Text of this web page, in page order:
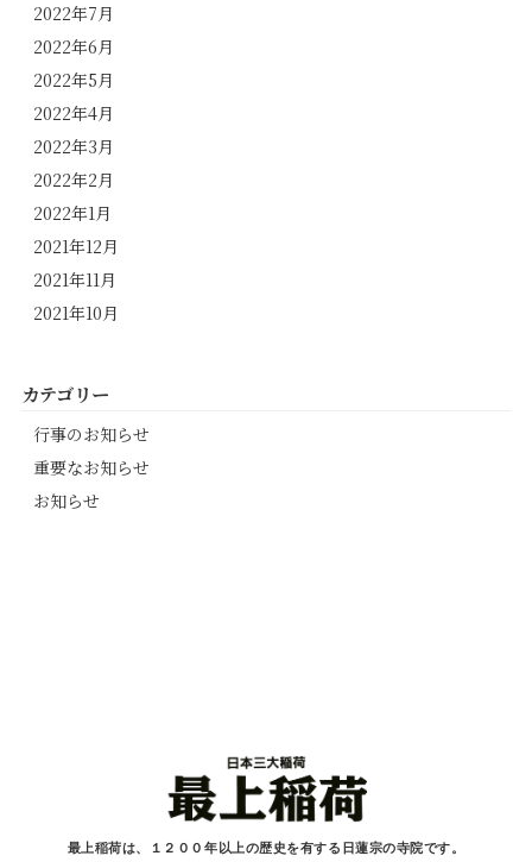
2022年7月
2022年6月
2022年5月
2022年4月
2022年3月
2022年2月
2022年1月
2021年12月
2021年11月
2021年10月
カテゴリー
行事のお知らせ
重要なお知らせ
お知らせ
最上稲荷は、１２００年以上の歴史を有する 日蓮宗の寺院です。